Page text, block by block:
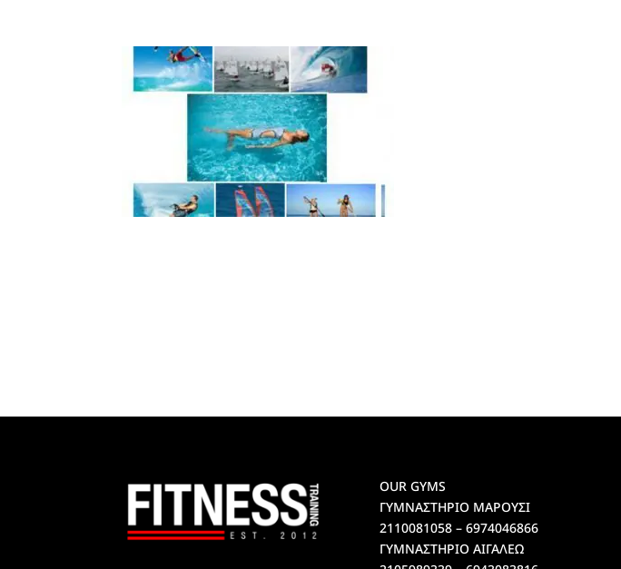
OUR GYMS
ΓΥΜΝΑΣΤΗΡΙΟ ΜΑΡΟΥΣΙ
2110081058 – 6974046866
ΓΥΜΝΑΣΤΗΡΙΟ ΑΙΓΑΛΕΩ